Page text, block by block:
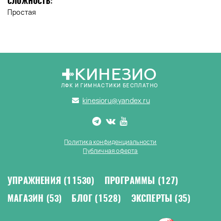
Простая
КИНЕЗИО
ЛФК И ГИМНАСТИКИ БЕСПЛАТНО
kinesioru@yandex.ru
Политика конфиденциальности
Публичная оферта
УПРАЖНЕНИЯ (11530) ПРОГРАММЫ (127)
МАГАЗИН (53) БЛОГ (1528) ЭКСПЕРТЫ (35)